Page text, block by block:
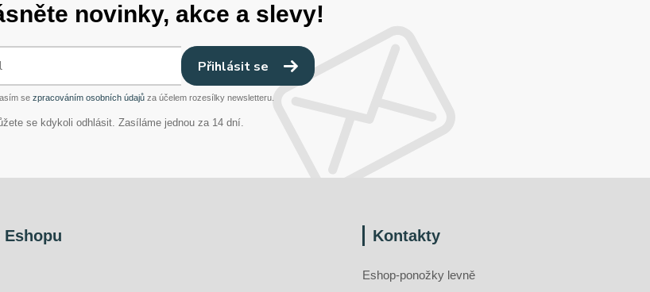
novinky, akce a slevy!
Přihlásit se
se zpracováním osobních údajůza účelem rozesílky newsletteru.
se kdykoli odhlásit. Zasíláme jednou za 14 dní.
Eshopu Kontakty
Eshop-ponožky levně